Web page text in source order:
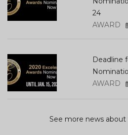
24
AWARD
Deadline
AWARD
See more news